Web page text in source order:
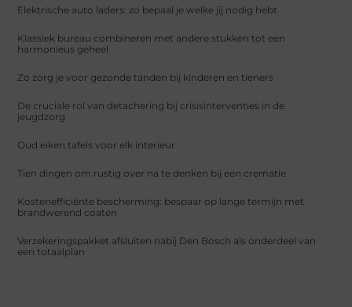
Elektrische auto laders: zo bepaal je welke jij nodig hebt
Klassiek bureau combineren met andere stukken tot een
harmonieus geheel
Zo zorg je voor gezonde tanden bij kinderen en tieners
De cruciale rol van detachering bij crisisinterventies in de
jeugdzorg
Oud eiken tafels voor elk interieur
Tien dingen om rustig over na te denken bij een crematie
Kostenefficiënte bescherming: bespaar op lange termijn met
brandwerend coaten
Verzekeringspakket afsluiten nabij Den Bosch als onderdeel van
een totaalplan